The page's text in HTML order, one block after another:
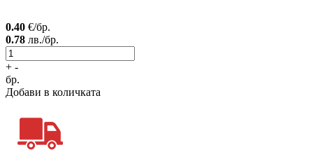
0.40 €/бр.
0.78 лв./бр.
+ -
бр.
Добави в количката